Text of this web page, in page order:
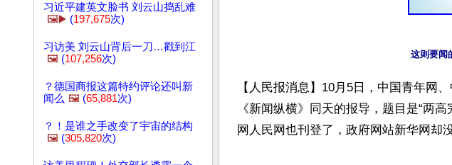
习近平建英文脸书 刘云山捣乱难
🖼️▶️ (197,675次)
习访美 刘云山背后一刀…戳到江
🖼️ (107,256次)
？德国商报这篇特约评论还叫新
闻么 🖼️ (65,881次)
？！是谁之手改变了宇宙的结构
🖼️ (305,820次)
这则要闻
【人民报消息】10月5日，中国青年网
《新闻纵横》同天的报导，题目是“两
网人民网也刊登了，政府网站新华网却